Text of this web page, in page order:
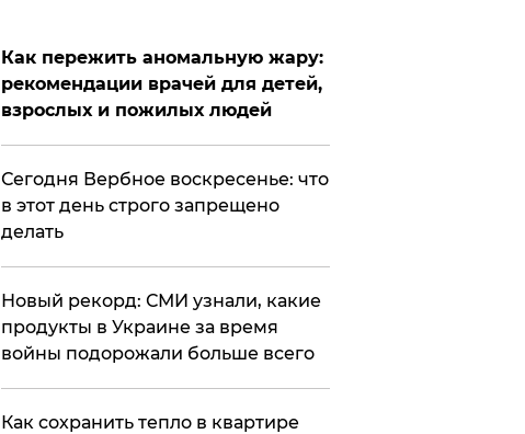
Как пережить аномальную жару:
рекомендации врачей для детей,
взрослых и пожилых людей
​Сегодня Вербное воскресенье: что
в этот день строго запрещено
делать
Новый рекорд: СМИ узнали, какие
продукты в Украине за время
войны подорожали больше всего
​Как сохранить тепло в квартире